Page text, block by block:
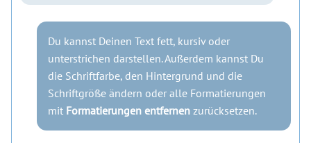
Du kannst Deinen Text fett, kursiv oder
unterstrichen darstellen. Außerdem kannst Du
die Schriftfarbe, den Hintergrund und die
Schriftgröße ändern oder alle Formatierungen
mit Formatierungen entfernen zurücksetzen.